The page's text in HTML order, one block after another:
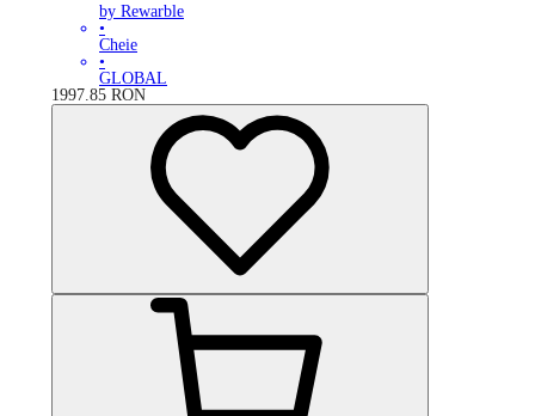
by Rewarble
•
Cheie
•
GLOBAL
1997.85 RON